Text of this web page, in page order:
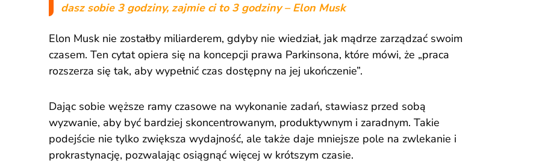
dasz sobie 3 godziny, zajmie ci to 3 godziny – Elon Musk
Elon Musk nie zostałby miliarderem, gdyby nie wiedział, jak mądrze zarządzać swoim
czasem. Ten cytat opiera się na koncepcji prawa Parkinsona, które mówi, że „praca
rozszerza się tak, aby wypełnić czas dostępny na jej ukończenie”.
Dając sobie węższe ramy czasowe na wykonanie zadań, stawiasz przed sobą
wyzwanie, aby być bardziej skoncentrowanym, produktywnym i zaradnym. Takie
podejście nie tylko zwiększa wydajność, ale także daje mniejsze pole na zwlekanie i
prokrastynację, pozwalając osiągnąć więcej w krótszym czasie.